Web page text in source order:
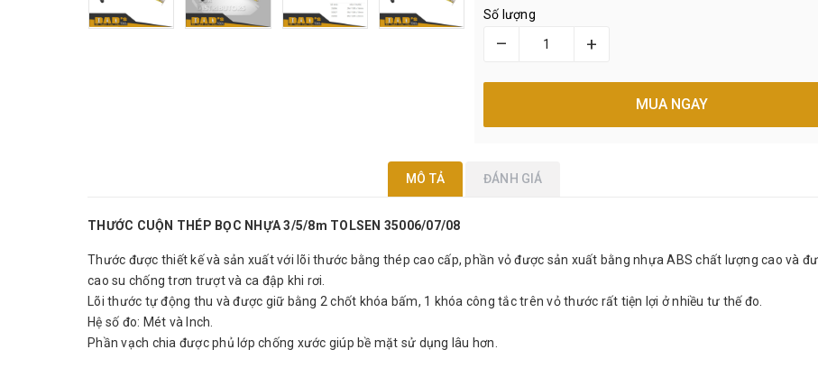
Số lượng
– +
MUA NGAY
MÔ TẢ ĐÁNH GIÁ
THƯỚC CUỘN THÉP BỌC NHỰA 3/5/8m TOLSEN 35006/07/08
Thước được thiết kế và sản xuất với lõi thước bằng thép cao cấp, phần vỏ được sản xuất bằng nhựa ABS chất lượng cao và
cao su chống trơn trượt và ca đập khi rơi.
Lõi thước tự động thu và được giữ bằng 2 chốt khóa bấm, 1 khóa công tắc trên vỏ thước rất tiện lợi ở nhiều tư thế đo.
Hệ số đo: Mét và Inch.
Phần vạch chia được phủ lớp chống xước giúp bề mặt sử dụng lâu hơn.